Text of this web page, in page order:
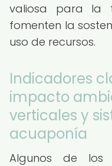
valiosa para la
fomenten la
uso de recursos.
Indicadores
impacto
verticales y
acuaponía
Algunos de los